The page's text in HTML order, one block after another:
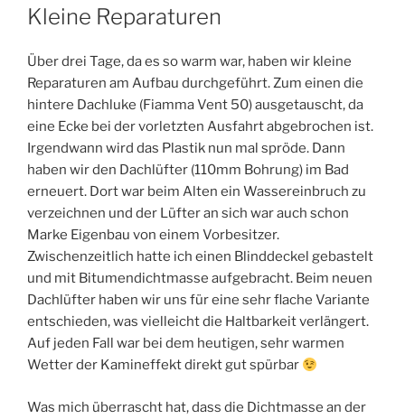
AM
Kleine Reparaturen
Über drei Tage, da es so warm war, haben wir kleine
Reparaturen am Aufbau durchgeführt. Zum einen die
hintere Dachluke (Fiamma Vent 50) ausgetauscht, da
eine Ecke bei der vorletzten Ausfahrt abgebrochen ist.
Irgendwann wird das Plastik nun mal spröde. Dann
haben wir den Dachlüfter (110mm Bohrung) im Bad
erneuert. Dort war beim Alten ein Wassereinbruch zu
verzeichnen und der Lüfter an sich war auch schon
Marke Eigenbau von einem Vorbesitzer.
Zwischenzeitlich hatte ich einen Blinddeckel gebastelt
und mit Bitumendichtmasse aufgebracht. Beim neuen
Dachlüfter haben wir uns für eine sehr flache Variante
entschieden, was vielleicht die Haltbarkeit verlängert.
Auf jeden Fall war bei dem heutigen, sehr warmen
Wetter der Kamineffekt direkt gut spürbar
Was mich überrascht hat, dass die Dichtmasse an der